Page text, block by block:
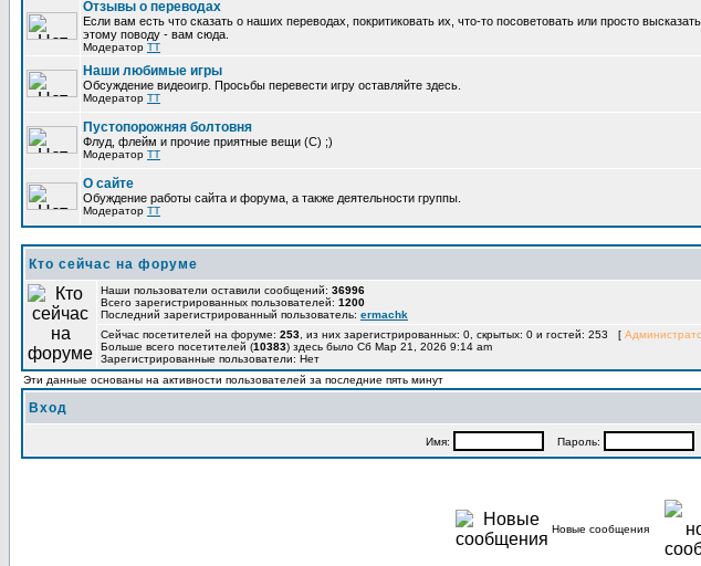
Отзывы о переводах
Если вам есть что сказать о наших переводах, покритиковать их, что-то посоветовать или просто
этому поводу - вам сюда.
Модератор TT
Наши любимые игры
Обсуждение видеоигр. Просьбы перевести игру оставляйте здесь.
Модератор TT
Пустопорожняя болтовня
Флуд, флейм и прочие приятные вещи (C) ;)
Модератор TT
О сайте
Обуждение работы сайта и форума, а также деятельности группы.
Модератор TT
Кто сейчас на форуме
Наши пользователи оставили сообщений: 36996
Всего зарегистрированных пользователей: 1200
Последний зарегистрированный пользователь: ermachk
Сейчас посетителей на форуме: 253 , из них зарегистрированных: 0, скрытых: 0 и гостей: 253 [
Больше всего посетителей (10383) здесь было Сб Мар 21, 2026 9:14 am
Зарегистрированные пользователи: Нет
Эти данные основаны на активности пользователей за последние пять минут
Вход
Имя: Пароль:
Новые сообщения